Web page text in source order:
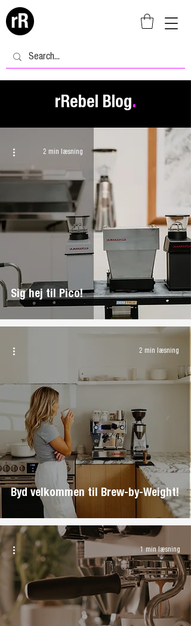
rRebel Blog.
Sig hej til Pico!
2 min læsning
Byd velkommen til Brew-by-Weight!
2 min læsning
1 min læsning